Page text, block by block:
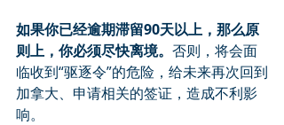
如果你已经逾期滞留90天以上，那么原
则上，你必须尽快离境。 否则，将会面
临收到“驱逐令”的危险，给未来再次回到
加拿大、申请相关的签证，造成不利影
响。